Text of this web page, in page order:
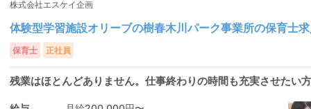
株式会社エスケイ企画
体験型学習施設オリーブの樹春木川パーク事業所の保育士
保育士 正社員
残業はほとんどありません。仕事終わりの時間も充実させたい